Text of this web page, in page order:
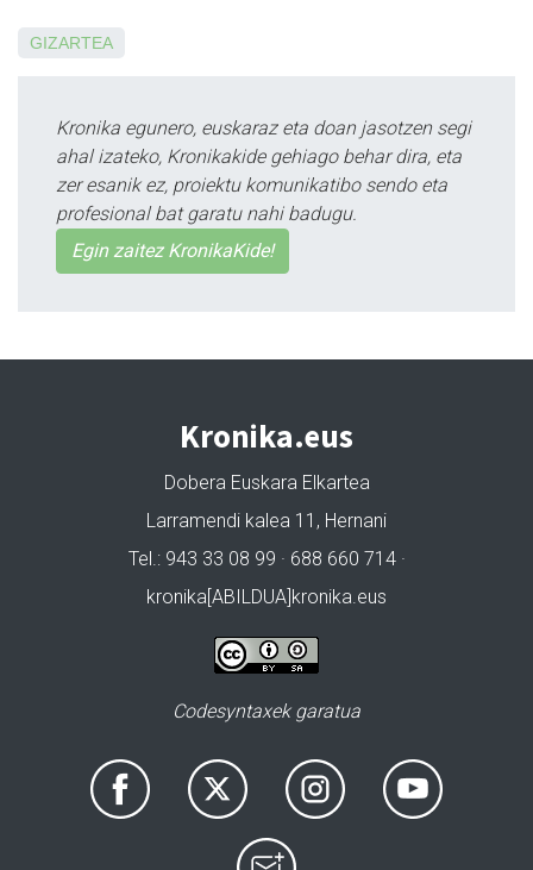
GIZARTEA
Kronika egunero, euskaraz eta doan jasotzen segi
ahal izateko, Kronikakide gehiago behar dira, eta
zer esanik ez, proiektu komunikatibo sendo eta
profesional bat garatu nahi badugu.
Egin zaitez KronikaKide!
Kronika.eus
Dobera Euskara Elkartea
Larramendi kalea 11, Hernani
Tel.: 943 33 08 99 · 688 660 714 ·
kronika[ABILDUA]kronika.eus
Codesyntaxek garatua